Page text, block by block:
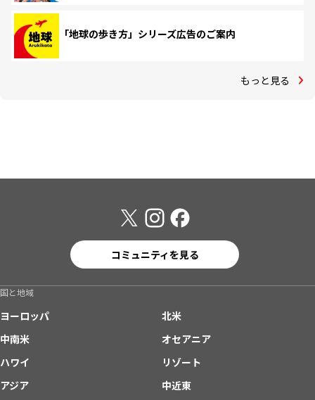
「地球の歩き方」シリーズ広告のご案内
もっと見る
コミュニティを見る
国と地域
ヨーロッパ
北米
中南米
オセアニア
ハワイ
リゾート
アジア
中近東